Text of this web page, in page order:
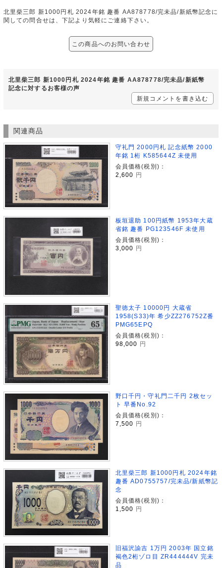
北里柴三郎 新1000円札 2024年銘 趣番 AA878778/完未品/新紙幣記念に
関しての問合せは、下記より気軽にご連絡下さい。
この商品へのお問い合わせ
北里柴三郎 新1000円札 2024年銘 趣番 AA878778/完未品/新紙幣
記念に対するお客様の声
新規コメントを書き込む
関連商品
守礼門 2000円札 記念紙幣 2000
年銘 1桁 K585644Z 未使用
会員価格(税別)：
2,600
円
板垣退助 100円紙幣 1953年大蔵
省銘 趣番 PG123546F 未使用
会員価格(税別)：
3,000 円
聖徳太子 10000円 大蔵省
1958(S33)年 希少ZZ276752Z番
PMG65EPQ
会員価格(税別)：
98,000
円
野口千円・守礼門二千円 2枚セッ
ト 早番No.92
会員価格(税別)：
7,500
円
北里柴三郎 新1000円札 2024年銘
趣番 AD0755757/完未品/新紙幣記
念
会員価格(税別)：
1,500 円
旧福沢諭吉 1万円 2003年 国立銘
褐色2桁ゾロ目 ZR444444V 完未
品